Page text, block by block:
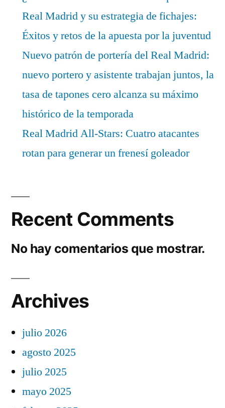
Real Madrid y su estrategia de fichajes:
Éxitos y retos de la apuesta por la juventud
Nuevo patrón de portería del Real Madrid:
nuevo portero y asistente trabajan juntos, la
tasa de tapones cero alcanza su máximo
histórico de la temporada
Real Madrid All-Stars: Cuatro atacantes
rotan para generar un frenesí goleador
Recent Comments
No hay comentarios que mostrar.
Archives
julio 2026
agosto 2025
julio 2025
mayo 2025